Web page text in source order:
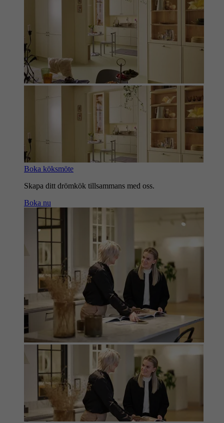
Boka köksmöte
Skapa ditt drömkök tillsammans med oss.
Boka nu